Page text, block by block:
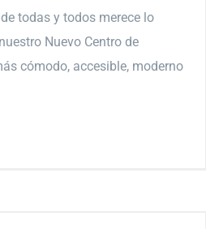
todas y todos merece lo
Nuevo Centro de
cómodo, accesible, moderno